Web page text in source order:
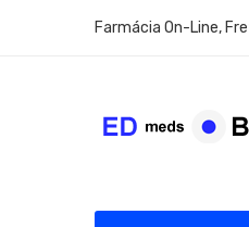
Farmácia On-Line,